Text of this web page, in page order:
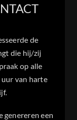
de
die hij/zij
op alle
van harte
genereren een